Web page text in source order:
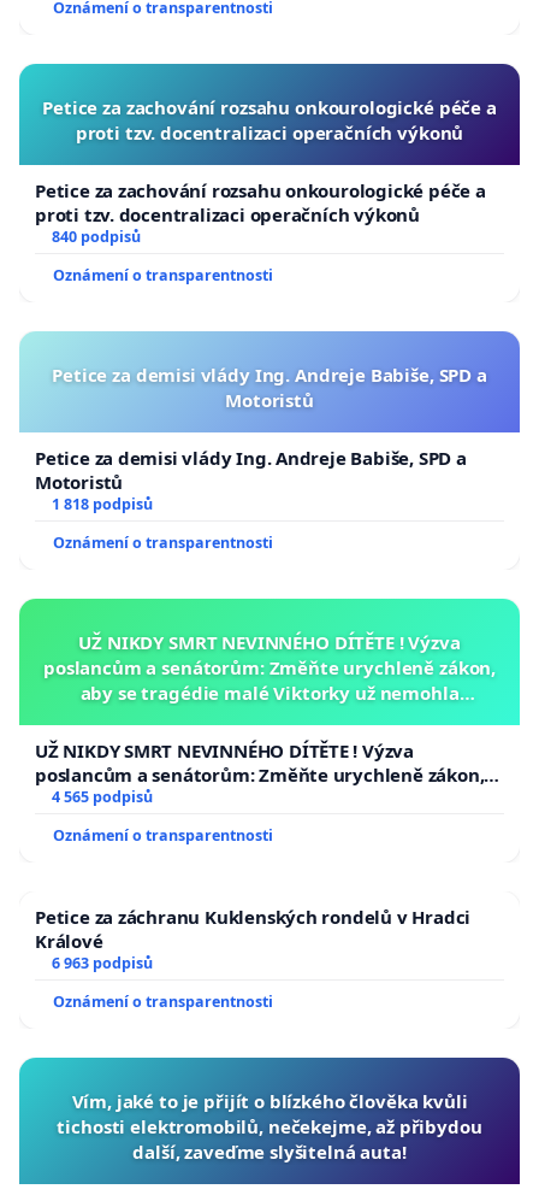
Oznámení o transparentnosti
Petice za zachování rozsahu onkourologické péče a
proti tzv. docentralizaci operačních výkonů
Petice za zachování rozsahu onkourologické péče a
proti tzv. docentralizaci operačních výkonů
840 podpisů
Oznámení o transparentnosti
Petice za demisi vlády Ing. Andreje Babiše, SPD a
Motoristů
Petice za demisi vlády Ing. Andreje Babiše, SPD a
Motoristů
1 818 podpisů
Oznámení o transparentnosti
UŽ NIKDY SMRT NEVINNÉHO DÍTĚTE ! Výzva
poslancům a senátorům: Změňte urychleně zákon,
aby se tragédie malé Viktorky už nemohla
UŽ NIKDY SMRT NEVINNÉHO DÍTĚTE ! Výzva
poslancům a senátorům: Změňte urychleně zákon,
aby se tragédie malé Viktorky už nemohla opakovat!
4 565 podpisů
Oznámení o transparentnosti
Petice za záchranu Kuklenských rondelů v Hradci
Králové
6 963 podpisů
Oznámení o transparentnosti
Vím, jaké to je přijít o blízkého člověka kvůli
tichosti elektromobilů, nečekejme, až přibydou
další, zaveďme slyšitelná auta!